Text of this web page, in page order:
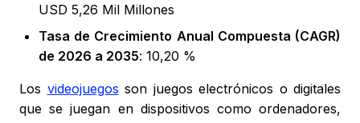
USD 5,26 Mil Millones
Tasa de Crecimiento Anual Compuesta (CAGR)
de 2026 a 2035: 10,20 %
Los videojuegos son juegos electrónicos o digitales
que se juegan en dispositivos como ordenadores,